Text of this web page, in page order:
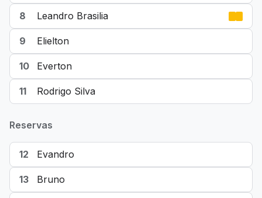
8 Leandro Brasilia
9 Elielton
10 Everton
11 Rodrigo Silva
Reservas
12 Evandro
13 Bruno